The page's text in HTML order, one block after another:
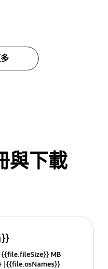
與下載
{{file.fileSize}} MB
{{file.osNames}}